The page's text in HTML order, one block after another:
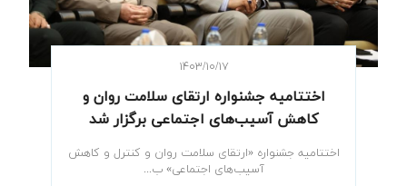
۱۴۰۳/۱۰/۱۷
اختتامیه جشنواره ارتقای سلامت روان و
کاهش آسیب‌های اجتماعی برگزار شد
اختتامیه جشنواره «ارتقای سلامت روان و کنترل و کاهش
آسیب‌های اجتماعی» ب...